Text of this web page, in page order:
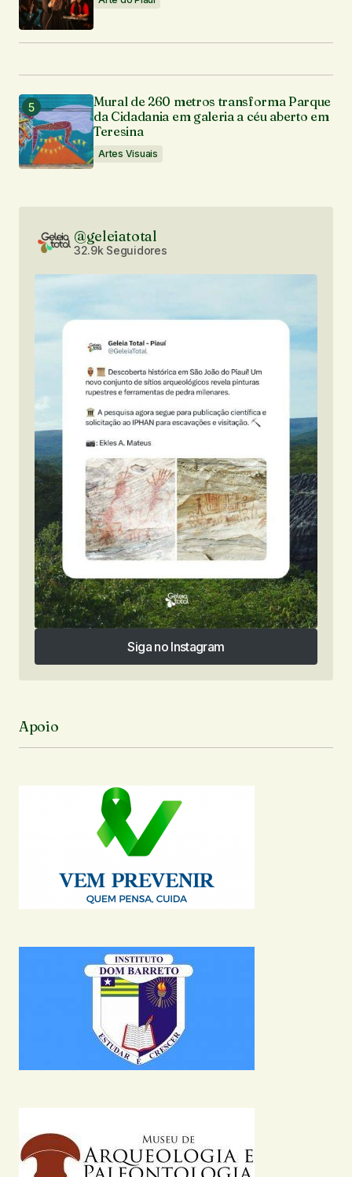
Mural de 260 metros transforma Parque
da Cidadania em galeria a céu aberto em
Teresina
Artes Visuais
@geleiatotal
32.9k Seguidores
Siga no Instagram
Siga no Instagram
Apoio